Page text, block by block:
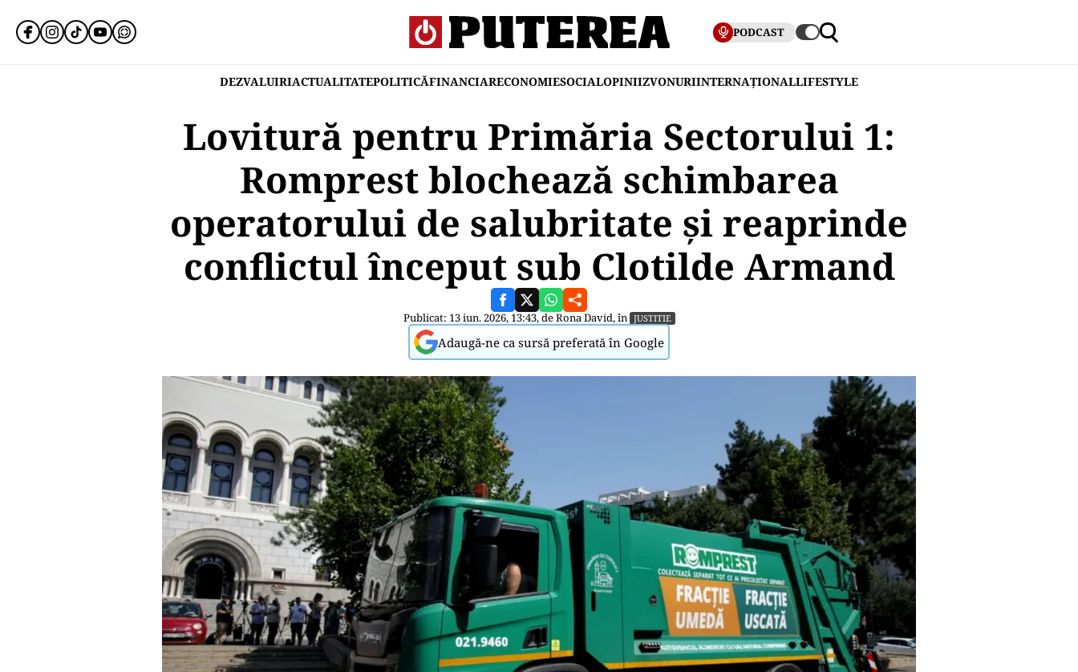
PODCAST
DEZVALUIRIACTUALITATEPOLITICĂFINANCIARECONOMIESOCIALOPINIIZVONURIINTERNAȚIONALLIFESTYLE
Lovitură pentru Primăria Sectorului 1:
Romprest blochează schimbarea
operatorului de salubritate și reaprinde
conflictul început sub Clotilde Armand
Publicat: 13 iun. 2026, 13:43, deRona David, în JUSTITIE
Adaugă-ne ca sursă preferată în Google